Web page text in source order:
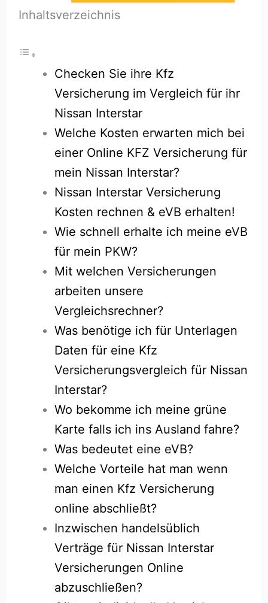
Inhaltsverzeichnis
Checken Sie ihre Kfz
Versicherung im Vergleich für ihr
Nissan Interstar
Welche Kosten erwarten mich bei
einer Online KFZ Versicherung für
mein Nissan Interstar?
Nissan Interstar Versicherung
Kosten rechnen & eVB erhalten!
Wie schnell erhalte ich meine eVB
für mein PKW?
Mit welchen Versicherungen
arbeiten unsere
Vergleichsrechner?
Was benötige ich für Unterlagen
Daten für eine Kfz
Versicherungsvergleich für Nissan
Interstar?
Wo bekomme ich meine grüne
Karte falls ich ins Ausland fahre?
Was bedeutet eine eVB?
Welche Vorteile hat man wenn
man einen Kfz Versicherung
online abschließt?
Inzwischen handelsüblich
Verträge für Nissan Interstar
Versicherungen Online
abzuschließen?